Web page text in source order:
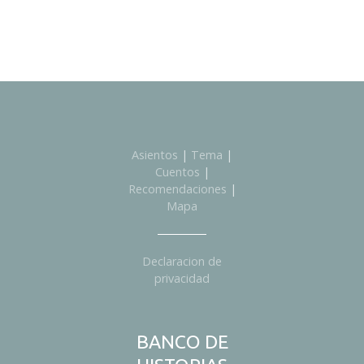
n
Asientos | Tema |
Cuentos |
Recomendaciones |
Mapa
Declaracion de
privacidad
BANCO DE